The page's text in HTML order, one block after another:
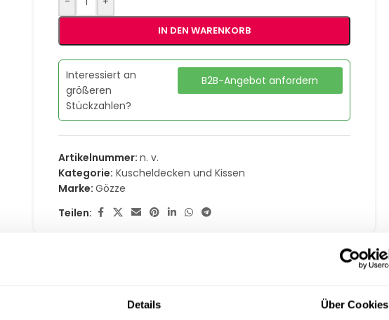
Details Über Cookies
IN DEN WARENKORB
Interessiert an
größeren
Stückzahlen?
B2B-Angebot anfordern
Artikelnummer:n. v.
Kategorie: Kuscheldecken und Kissen
Marke:Gözze
Teilen: